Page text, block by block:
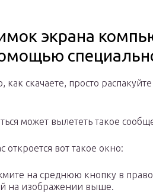
экрана
как скачаете, просто
может вылететь такое
откроется вот такое окно:
на среднюю кнопку в
на изображении выше.